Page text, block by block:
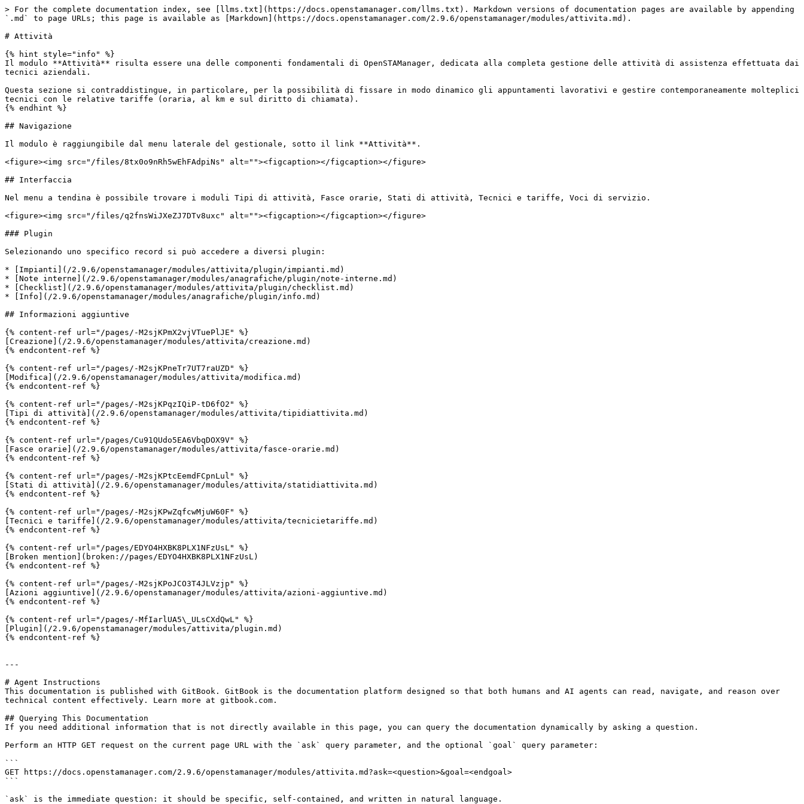
> For the complete documentation index, see [llms.txt](https://docs.openstamanager.com/llms.txt). Markdown versions of documentation pages are available by appending
`.md` to page URLs; this page is available as [Markdown](https://docs.openstamanager.com/2.9.6/openstamanager/modules/attivita.md).
# Attività
{% hint style="info" %}
Il modulo **Attività** risulta essere una delle componenti fondamentali di OpenSTAManager, dedicata alla completa gestione delle attività di assistenza effettuata dai
tecnici aziendali.
Questa sezione si contraddistingue, in particolare, per la possibilità di fissare in modo dinamico gli appuntamenti lavorativi e gestire contemporaneamente molteplici
tecnici con le relative tariffe (oraria, al km e sul diritto di chiamata).
{% endhint %}
## Navigazione
Il modulo è raggiungibile dal menu laterale del gestionale, sotto il link **Attività**.
<figure><img src="/files/8tx0o9nRh5wEhFAdpiNs" alt=""><figcaption></figcaption></figure>
## Interfaccia
Nel menu a tendina è possibile trovare i moduli Tipi di attività, Fasce orarie, Stati di attività, Tecnici e tariffe, Voci di servizio.
<figure><img src="/files/q2fnsWiJXeZJ7DTv8uxc" alt=""><figcaption></figcaption></figure>
### Plugin
Selezionando uno specifico record si può accedere a diversi plugin:
* [Impianti](/2.9.6/openstamanager/modules/attivita/plugin/impianti.md)
* [Note interne](/2.9.6/openstamanager/modules/anagrafiche/plugin/note-interne.md)
* [Checklist](/2.9.6/openstamanager/modules/attivita/plugin/checklist.md)
* [Info](/2.9.6/openstamanager/modules/anagrafiche/plugin/info.md)
## Informazioni aggiuntive
{% content-ref url="/pages/-M2sjKPmX2vjVTuePlJE" %}
[Creazione](/2.9.6/openstamanager/modules/attivita/creazione.md)
{% endcontent-ref %}
{% content-ref url="/pages/-M2sjKPneTr7UT7raUZD" %}
[Modifica](/2.9.6/openstamanager/modules/attivita/modifica.md)
{% endcontent-ref %}
{% content-ref url="/pages/-M2sjKPqzIQiP-tD6fO2" %}
[Tipi di attività](/2.9.6/openstamanager/modules/attivita/tipidiattivita.md)
{% endcontent-ref %}
{% content-ref url="/pages/Cu91QUdo5EA6VbqDOX9V" %}
[Fasce orarie](/2.9.6/openstamanager/modules/attivita/fasce-orarie.md)
{% endcontent-ref %}
{% content-ref url="/pages/-M2sjKPtcEemdFCpnLul" %}
[Stati di attività](/2.9.6/openstamanager/modules/attivita/statidiattivita.md)
{% endcontent-ref %}
{% content-ref url="/pages/-M2sjKPwZqfcwMjuW60F" %}
[Tecnici e tariffe](/2.9.6/openstamanager/modules/attivita/tecnicietariffe.md)
{% endcontent-ref %}
{% content-ref url="/pages/EDYO4HXBK8PLX1NFzUsL" %}
[Broken mention](broken://pages/EDYO4HXBK8PLX1NFzUsL)
{% endcontent-ref %}
{% content-ref url="/pages/-M2sjKPoJCO3T4JLVzjp" %}
[Azioni aggiuntive](/2.9.6/openstamanager/modules/attivita/azioni-aggiuntive.md)
{% endcontent-ref %}
{% content-ref url="/pages/-MfIarlUA5\_ULsCXdQwL" %}
[Plugin](/2.9.6/openstamanager/modules/attivita/plugin.md)
{% endcontent-ref %}
---
# Agent Instructions
This documentation is published with GitBook. GitBook is the documentation platform designed so that both humans and AI agents can read, navigate, and reason over
technical content effectively. Learn more at gitbook.com.
## Querying This Documentation
If you need additional information that is not directly available in this page, you can query the documentation dynamically by asking a question.
Perform an HTTP GET request on the current page URL with the `ask` query parameter, and the optional `goal` query parameter:
```
GET https://docs.openstamanager.com/2.9.6/openstamanager/modules/attivita.md?ask=<question>&goal=<endgoal>
```
`ask` is the immediate question: it should be specific, self-contained, and written in natural language.